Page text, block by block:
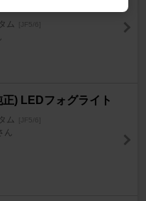
ム
正) LEDフォグライト
ム [JF5/6]
ん